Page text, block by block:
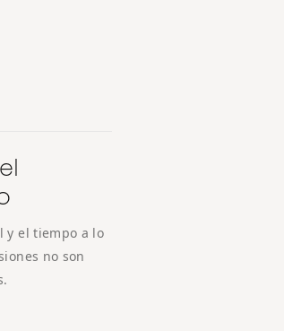
y el tiempo a lo
no son